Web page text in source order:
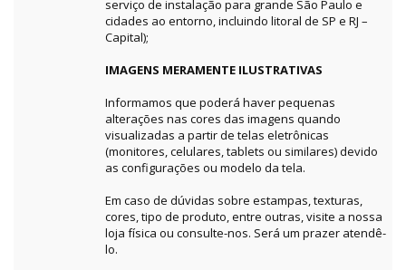
serviço de instalação para grande São Paulo e
cidades ao entorno, incluindo litoral de SP e RJ –
Capital);
IMAGENS MERAMENTE ILUSTRATIVAS
Informamos que poderá haver pequenas
alterações nas cores das imagens quando
visualizadas a partir de telas eletrônicas
(monitores, celulares, tablets ou similares) devido
as configurações ou modelo da tela.
Em caso de dúvidas sobre estampas, texturas,
cores, tipo de produto, entre outras, visite a nossa
loja física ou consulte-nos. Será um prazer atendê-
lo.